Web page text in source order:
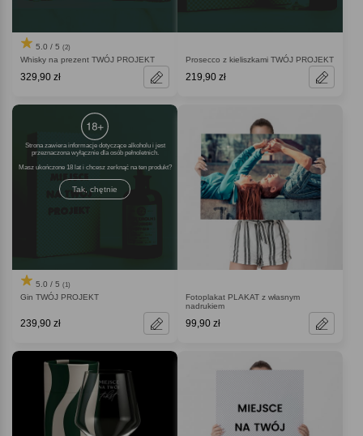
5.0 / 5 (2)
Whisky na prezent TWÓJ PROJEKT
329,90 zł
Prosecco z kieliszkami TWÓJ PROJEKT
219,90 zł
Strona zawiera informacje dotyczące alkoholu i jest
przeznaczona wyłącznie dla osób pełnoletnich.
Masz ukończone 18 lat i chcesz zerknąć na ten produkt
Tak, chętnie
5.0 / 5 (1)
Gin TWÓJ PROJEKT
239,90 zł
Fotoplakat PLAKAT z własnym
nadrukiem
99,90 zł